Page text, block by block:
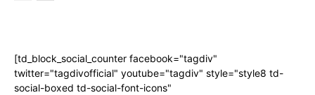
[td_block_social_counter facebook="tagdiv"
twitter="tagdivofficial" youtube="tagdiv" style="style8 td-
social-boxed td-social-font-icons"